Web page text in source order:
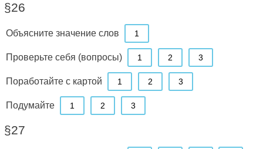
§26
Объясните значение слов 1
Проверьте себя (вопросы) 1 2 3
Поработайте с картой 1 2 3
Подумайте 1 2 3
§27